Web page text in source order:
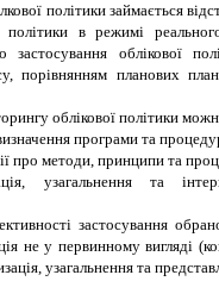
політики займається
політики в режимі
застосування облікової
порівнянням планових
облікової політики
програми та
про методи, принципи та
узагальнення та
застосування
не у первинному вигляді
узагальнення та